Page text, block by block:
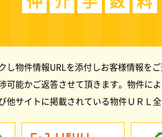
し物件情報URLを添付しお客様情報を
可能かご返答させて頂きます。物件に
他サイトに掲載されている物件ＵＲＬ